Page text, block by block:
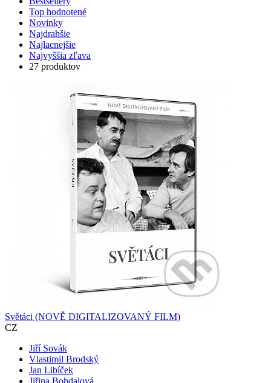
Top hodnotené
Novinky
Najdrahšie
Najlacnejšie
Najvyššia zľava
27 produktov
Světáci (NOVĚ DIGITALIZOVANÝ FILM)
CZ
Jiří Sovák
Vlastimil Brodský
Jan Libíček